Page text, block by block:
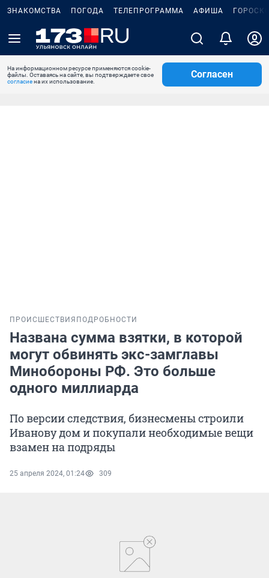
ЗНАКОМСТВА ПОГОДА ТЕЛЕПРОГРАММА АФИША
На информационном ресурсе применяются cookie-
файлы. Оставаясь на сайте, вы подтверждаете свое
согласиена их использование.
Согласен
ПРОИСШЕСТВИЯ ПОДРОБНОСТИ
Названа сумма взятки, в которой
могут обвинять экс-замглавы
Минобороны РФ. Это больше
одного миллиарда
По версии следствия, бизнесмены строили
Иванову дом и покупали необходимые вещи
взамен на подряды
25 апреля 2024, 01:24 309